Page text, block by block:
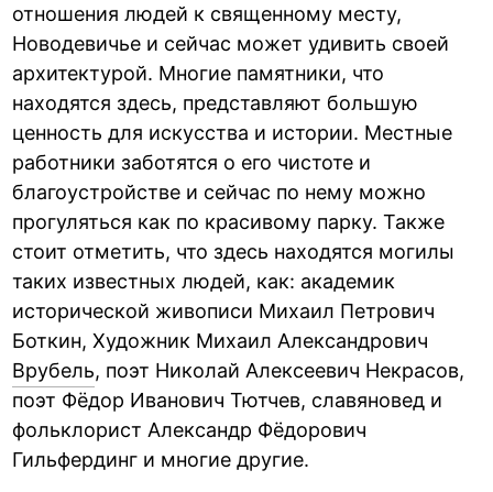
отношения людей к священному месту,
Новодевичье и сейчас может удивить своей
архитектурой. Многие памятники, что
находятся здесь, представляют большую
ценность для искусства и истории. Местные
работники заботятся о его чистоте и
благоустройстве и сейчас по нему можно
прогуляться как по красивому парку. Также
стоит отметить, что здесь находятся могилы
таких известных людей, как: академик
исторической живописи Михаил Петрович
Боткин, Художник Михаил Александрович
Врубель, поэт Николай Алексеевич Некрасов,
поэт Фёдор Иванович Тютчев, славяновед и
фольклорист Александр Фёдорович
Гильфердинг и многие другие.